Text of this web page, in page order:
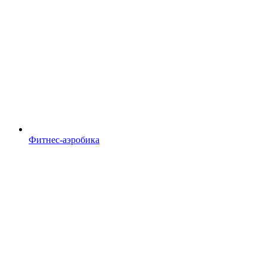
Фитнес-аэробика